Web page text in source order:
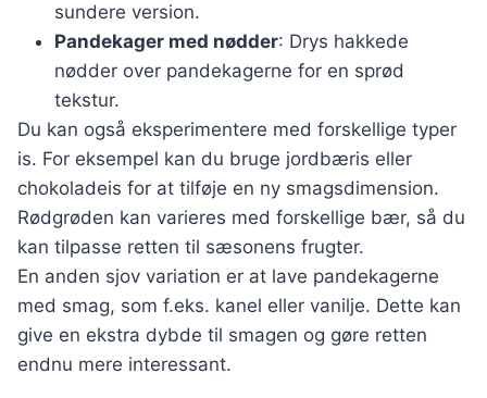
sundere version.
Pandekager med nødder: Drys hakkede
nødder over pandekagerne for en sprød
tekstur.
Du kan også eksperimentere med forskellige typer
is. For eksempel kan du bruge jordbæris eller
chokoladeis for at tilføje en ny smagsdimension.
Rødgrøden kan varieres med forskellige bær, så du
kan tilpasse retten til sæsonens frugter.
En anden sjov variation er at lave pandekagerne
med smag, som f.eks. kanel eller vanilje. Dette kan
give en ekstra dybde til smagen og gøre retten
endnu mere interessant.